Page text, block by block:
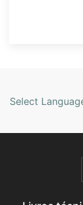
Select